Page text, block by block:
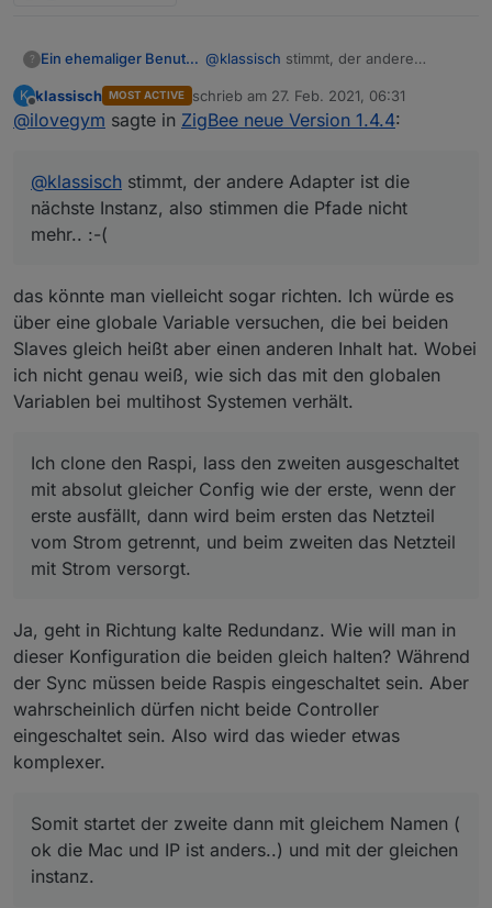
? Ein ehemaliger Benutzer @klassisch stimmt, der andere
stimmen die Pfade nicht mehr.. :-(
Gut, dann kommt Plan B dran :-)
Config wie der erste, wenn der erste
ausfällt, dann wird beim ersten das
Somit startet der zweite dann mit
gleichem Namen ( ok die Mac und IP
ist anders..) und mit der gleichen
instanz.
Klar, die beiden sollten dann
nebeneinander stehen, das ist von
K
Offline
klassisch MOST ACTIVE schrieb am 27. Feb. 2021, 06:31
zuletzt editiert von
@ilovegym sagte in ZigBee neue Version 1.4.4:
@klassisch stimmt, der andere Adapter ist die
nächste Instanz, also stimmen die Pfade nicht
mehr.. :-(
das könnte man vielleicht sogar richten. Ich würde es
über eine globale Variable versuchen, die bei beiden
Slaves gleich heißt aber einen anderen Inhalt hat. Wobei
ich nicht genau weiß, wie sich das mit den globalen
Variablen bei multihost Systemen verhält.
Ich clone den Raspi, lass den zweiten ausgeschaltet
mit absolut gleicher Config wie der erste, wenn der
erste ausfällt, dann wird beim ersten das Netzteil
vom Strom getrennt, und beim zweiten das Netzteil
mit Strom versorgt.
Ja, geht in Richtung kalte Redundanz. Wie will man in
dieser Konfiguration die beiden gleich halten? Während
der Sync müssen beide Raspis eingeschaltet sein. Aber
wahrscheinlich dürfen nicht beide Controller
eingeschaltet sein. Also wird das wieder etwas
komplexer.
Somit startet der zweite dann mit gleichem Namen (
ok die Mac und IP ist anders..) und mit der gleichen
instanz.